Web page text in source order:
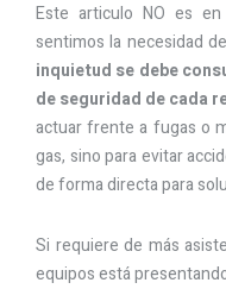
Este articulo NO es
sentimos la necesidad
inquietud se debe
de seguridad de cada
actuar frente a fugas o
gas, sino para evitar
de forma directa para
Si requiere de más
equipos está